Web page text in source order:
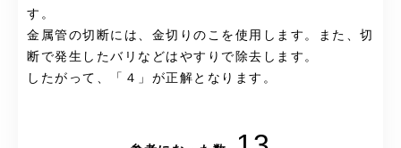
す。
金属管の切断には、金切りのこを使用します。また、切
断で発生したバリなどはやすりで除去します。
したがって、「４」が正解となります。